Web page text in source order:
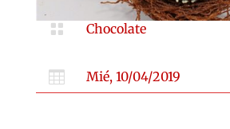
 Chocolate
 Mié, 10/04/2019